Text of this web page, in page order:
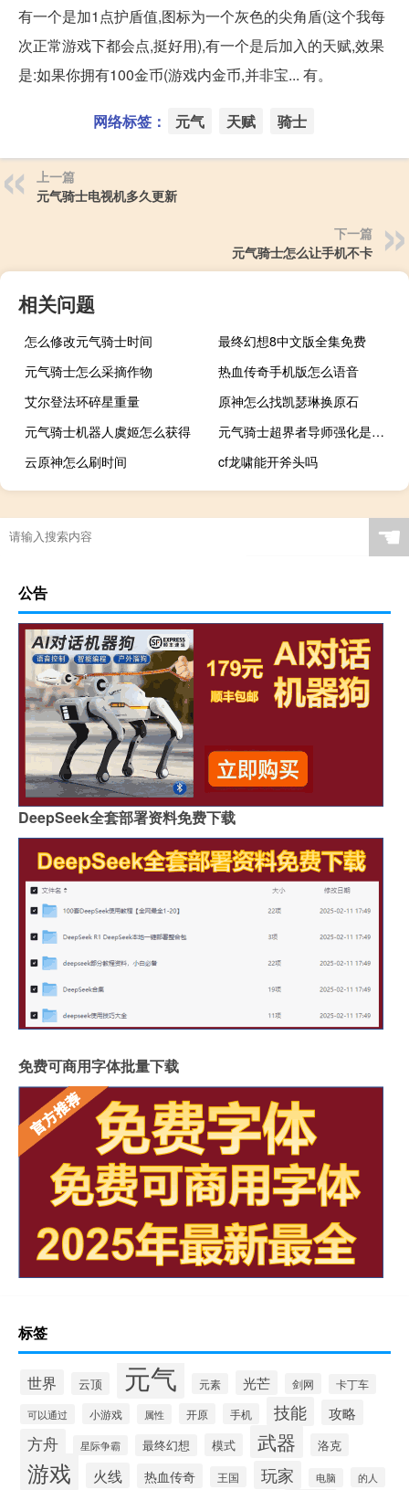
有一个是加1点护盾值,图标为一个灰色的尖角盾(这个我每
次正常游戏下都会点,挺好用),有一个是后加入的天赋,效果
是:如果你拥有100金币(游戏内金币,并非宝... 有。
网络标签： 元气 天赋 骑士
上一篇
元气骑士电视机多久更新
下一篇
元气骑士怎么让手机不卡
相关问题
怎么修改元气骑士时间
最终幻想8中文版全集免费
元气骑士怎么采摘作物
热血传奇手机版怎么语音
艾尔登法环碎星重量
原神怎么找凯瑟琳换原石
元气骑士机器人虞姬怎么获得
元气骑士超界者导师强化是什么
云原神怎么刷时间
cf龙啸能开斧头吗
☚
公告
DeepSeek全套部署资料免费下载
免费可商用字体批量下载
标签
世界 云顶 元气 元素 光芒 剑网 卡丁车
可以通过 小游戏 属性 开原 手机 技能 攻略
方舟 星际争霸 最终幻想 模式 武器 洛克
游戏 火线 热血传奇 王国 玩家 电脑 的人